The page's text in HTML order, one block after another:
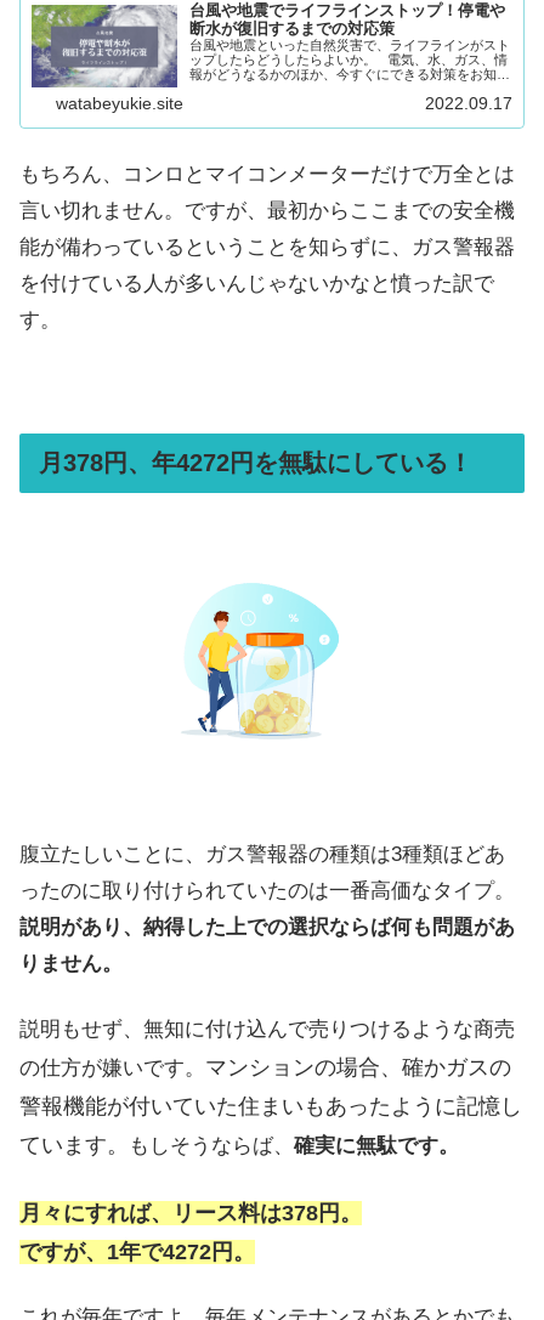
台風や地震でライフラインストップ！停電や
断水が復旧するまでの対応策
台風や地震といった自然災害で、ライフラインがスト
ップしたらどうしたらよいか。 電気、水、ガス、情
報がどうなるかのほか、今すぐにできる対策をお知ら
意しておきたい事もまとめています。 ...
watabeyukie.site 2022.09.17
もちろん、コンロとマイコンメーターだけで万全とは
言い切れません。ですが、最初からここまでの安全機
能が備わっているということを知らずに、ガス警報器
を付けている人が多いんじゃないかなと憤った訳で
す。
月378円、年4272円を無駄にしている！
腹立たしいことに、ガス警報器の種類は3種類ほどあ
ったのに取り付けられていたのは一番高価なタイプ。
説明があり、納得した上での選択ならば何も問題があ
りません。
説明もせず、無知に付け込んで売りつけるような商売
の仕方が嫌いです。 マンションの場合、確かガスの
警報機能が付いていた住まいもあったように記憶し
ています。
もしそうならば、 確実に無駄です。
月々にすれば、リース料は378円。
ですが、1年で4272円。